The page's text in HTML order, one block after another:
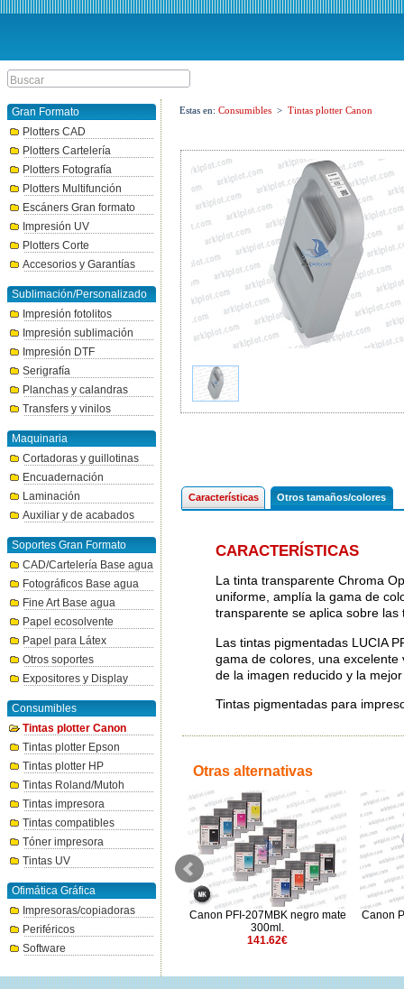
Gran Formato
Plotters CAD
Plotters Cartelería
Plotters Fotografía
Plotters Multifunción
Escáners Gran formato
Impresión UV
Plotters Corte
Accesorios y Garantías
Sublimación/Personalizado
Impresión fotolitos
Impresión sublimación
Impresión DTF
Serigrafía
Planchas y calandras
Transfers y vinilos
Maquinaria
Cortadoras y guillotinas
Encuadernación
Laminación
Auxiliar y de acabados
Soportes Gran Formato
CAD/Cartelería Base agua
Fotográficos Base agua
Fine Art Base agua
Papel ecosolvente
Papel para Látex
Otros soportes
Expositores y Display
Consumibles
Tintas plotter Canon
Tintas plotter Epson
Tintas plotter HP
Tintas Roland/Mutoh
Tintas impresora
Tintas compatibles
Tóner impresora
Tintas UV
Ofimática Gráfica
Impresoras/copiadoras
Periféricos
Software
Estas en: Consumibles > Tintas plotter Canon
Características Otros tamaños/colores
CARACTERÍSTICAS
La tinta transparente Chroma
uniforme, amplía la gama de
transparente se aplica sobre las
Las tintas pigmentadas LUCIA
gama de colores, una
de la imagen reducido y la
Tintas pigmentadas para
Otras alternativas
Canon PFI-1000GY Gris 80ml.
Canon PFI-207MBK negro mate
300ml.
141.62€
Canon